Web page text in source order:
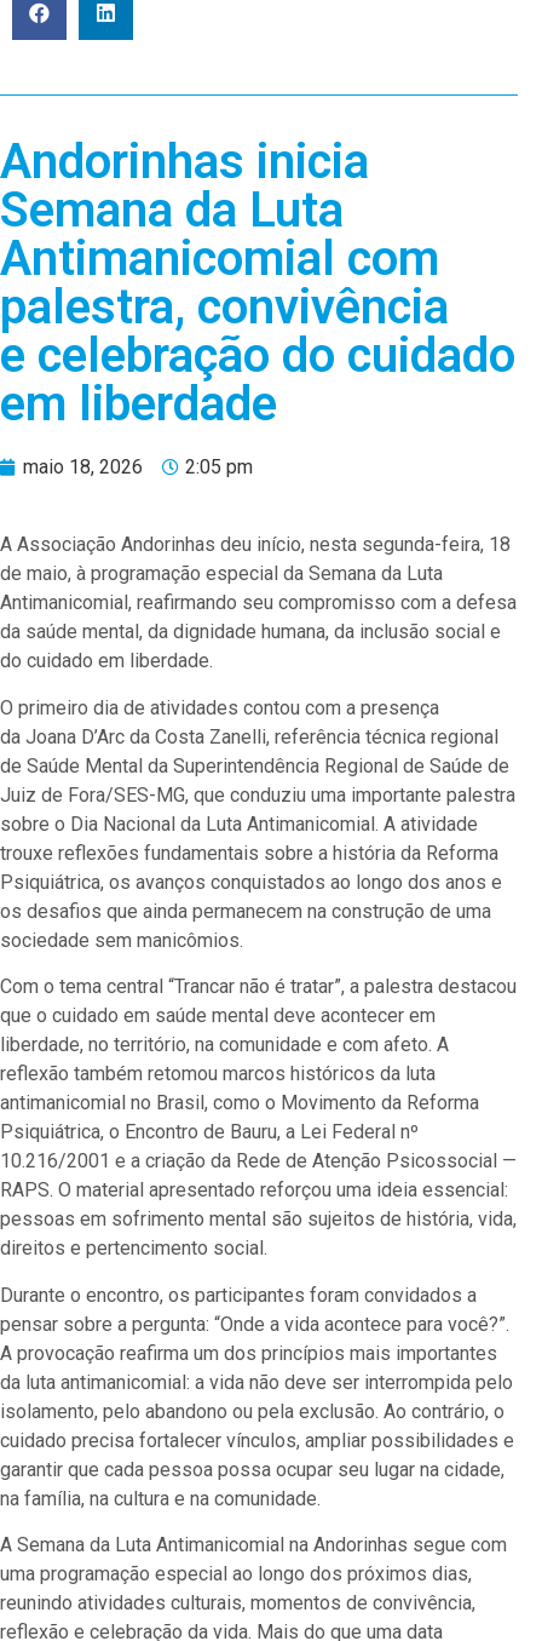
Andorinhas inicia
Semana da Luta
Antimanicomial com
palestra, convivência
e celebração do cuidado
em liberdade
maio 18, 2026 2:05 pm
A Associação Andorinhas deu início, nesta segunda-feira, 18
de maio, à programação especial da Semana da Luta
Antimanicomial, reafirmando seu compromisso com a defesa
da saúde mental, da dignidade humana, da inclusão social e
do cuidado em liberdade.
O primeiro dia de atividades contou com a presença
da Joana D’Arc da Costa Zanelli, referência técnica regional
de Saúde Mental da Superintendência Regional de Saúde de
Juiz de Fora/SES-MG, que conduziu uma importante palestra
sobre o Dia Nacional da Luta Antimanicomial. A atividade
trouxe reflexões fundamentais sobre a história da Reforma
Psiquiátrica, os avanços conquistados ao longo dos anos e
os desafios que ainda permanecem na construção de uma
sociedade sem manicômios.
Com o tema central “Trancar não é tratar”, a palestra destacou
que o cuidado em saúde mental deve acontecer em
liberdade, no território, na comunidade e com afeto. A
reflexão também retomou marcos históricos da luta
antimanicomial no Brasil, como o Movimento da Reforma
Psiquiátrica, o Encontro de Bauru, a Lei Federal nº
10.216/2001 e a criação da Rede de Atenção Psicossocial —
RAPS. O material apresentado reforçou uma ideia essencial:
pessoas em sofrimento mental são sujeitos de história, vida,
direitos e pertencimento social.
Durante o encontro, os participantes foram convidados a
pensar sobre a pergunta: “Onde a vida acontece para você?”.
A provocação reafirma um dos princípios mais importantes
da luta antimanicomial: a vida não deve ser interrompida pelo
isolamento, pelo abandono ou pela exclusão. Ao contrário, o
cuidado precisa fortalecer vínculos, ampliar possibilidades e
garantir que cada pessoa possa ocupar seu lugar na cidade,
na família, na cultura e na comunidade.
A Semana da Luta Antimanicomial na Andorinhas segue com
uma programação especial ao longo dos próximos dias,
reunindo atividades culturais, momentos de convivência,
reflexão e celebração da vida. Mais do que uma data